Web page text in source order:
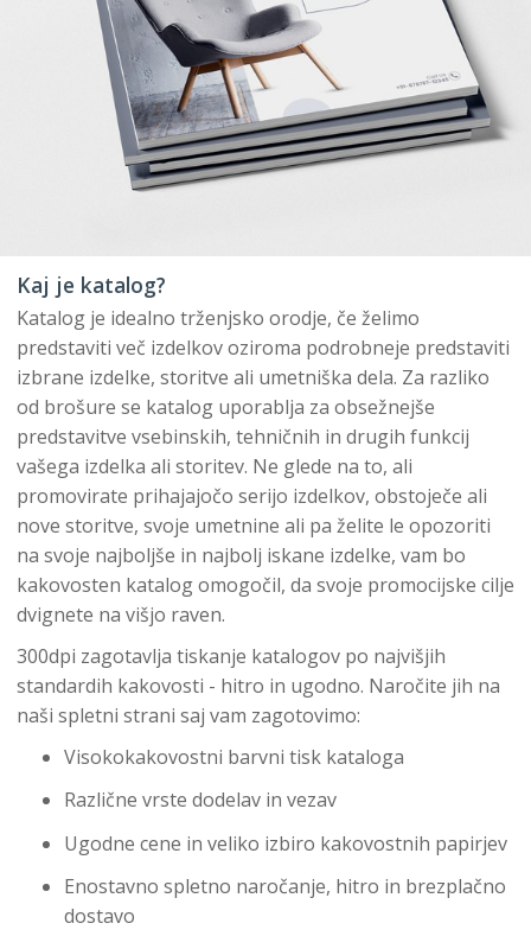
Kaj je katalog?
Katalog je idealno trženjsko orodje, če želimo
predstaviti več izdelkov oziroma podrobneje predstaviti
izbrane izdelke, storitve ali umetniška dela. Za razliko
od brošure se katalog uporablja za obsežnejše
predstavitve vsebinskih, tehničnih in drugih funkcij
vašega izdelka ali storitev. Ne glede na to, ali
promovirate prihajajočo serijo izdelkov, obstoječe ali
nove storitve, svoje umetnine ali pa želite le opozoriti
na svoje najboljše in najbolj iskane izdelke, vam bo
kakovosten katalog omogočil, da svoje promocijske cilje
dvignete na višjo raven.
300dpi zagotavlja tiskanje katalogov po najvišjih
standardih kakovosti - hitro in ugodno. Naročite jih na
naši spletni strani saj vam zagotovimo:
Visokokakovostni barvni tisk kataloga
Različne vrste dodelav in vezav
Ugodne cene in veliko izbiro kakovostnih papirjev
Enostavno spletno naročanje, hitro in brezplačno
dostavo